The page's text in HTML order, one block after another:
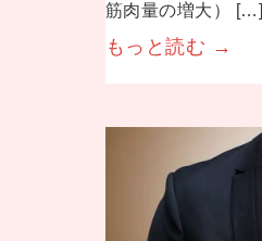
筋肉量の増大） […]
もっと読む →